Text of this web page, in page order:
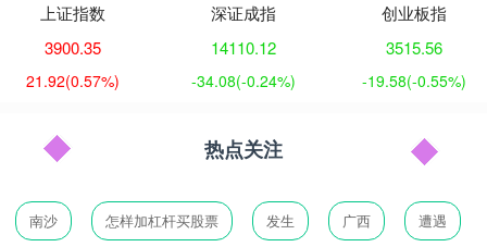
上证指数
3900.35
21.92(0.57%)
深证成指
14110.12
-34.08(-0.24%)
创业板指
3515.56
-19.58(-0.55%)
热点关注
南沙 怎样加杠杆买股票 发生 广西 遭遇